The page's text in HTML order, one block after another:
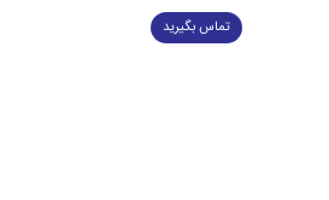
تماس بگیرید